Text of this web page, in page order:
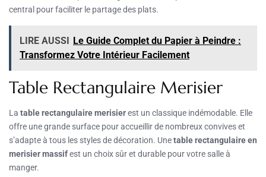
central pour faciliter le partage des plats.
LIRE AUSSI
Le Guide Complet du Papier à Peindre :
Transformez Votre Intérieur Facilement
Table Rectangulaire Merisier
La table rectangulaire merisierest un classique indémodable. Elle
offre une grande surface pour accueillir de nombreux convives et
s’adapte à tous les styles de décoration. Unetable rectangulaire en
merisier massifest un choix sûr et durable pour votre salle à
manger.